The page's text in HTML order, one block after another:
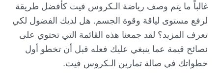
غالباً ما يتم وصف رياضة الـكروس فيت كأفضل طريقة
لرفع مستوى لياقة وقوة الجسم. هل لديك الفضول لكي
تعرف المزيد؟ لقد جمعنا هذه القائمة التي تحتوي على
نصائح قيمة عما ينبغي عليك فعله قبل أن تخطو أول
خطواتك في صالة تمارين الـكروس فيت.